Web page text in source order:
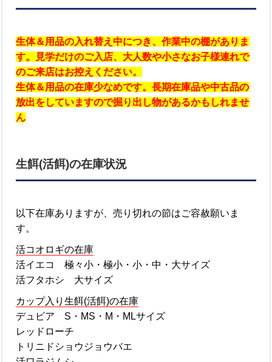
生体＆用品の入れ替え中につき、作業中の棚がありま
す。見学だけのご入店、大人数や小さなお子様連れで
のご来店はお控えください。
生体＆用品の在庫少なめです。長期在庫品や中古品の
放出をしていますので掘り出し物があるかもしれませ
ん
生餌(活餌)の在庫状況
以下在庫ありますが、売り切れの節はご容赦願いま
す。
活コオロギの在庫
活イエコ 極々小・極小・小・中・大サイズ
活フタホシ 大サイズ
カップ入り生餌(活餌)の在庫
デュビア S・MS・M・MLサイズ
レッドローチ
トリニドショウジョウバエ